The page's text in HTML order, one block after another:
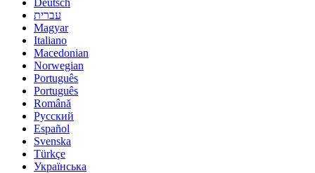
Deutsch
עברית
Magyar
Italiano
Macedonian
Norwegian
Português
Português
Română
Русский
Español
Svenska
Türkçe
Українська